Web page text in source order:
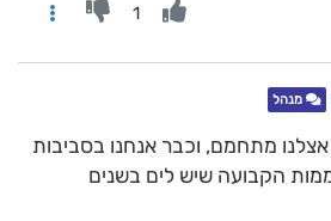
1
מנהל
אצלנו מתחמם, וכבר אנחנו בסביבות
הקבועה שיש לים בשנים